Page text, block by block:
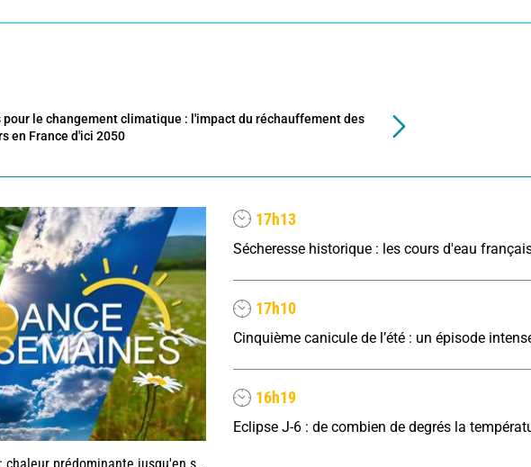
pour le changement climatique : l'impact du réchauffement des
en France d'ici 2050
prédominante jusqu'en septembre
17h13
17h10
16h19